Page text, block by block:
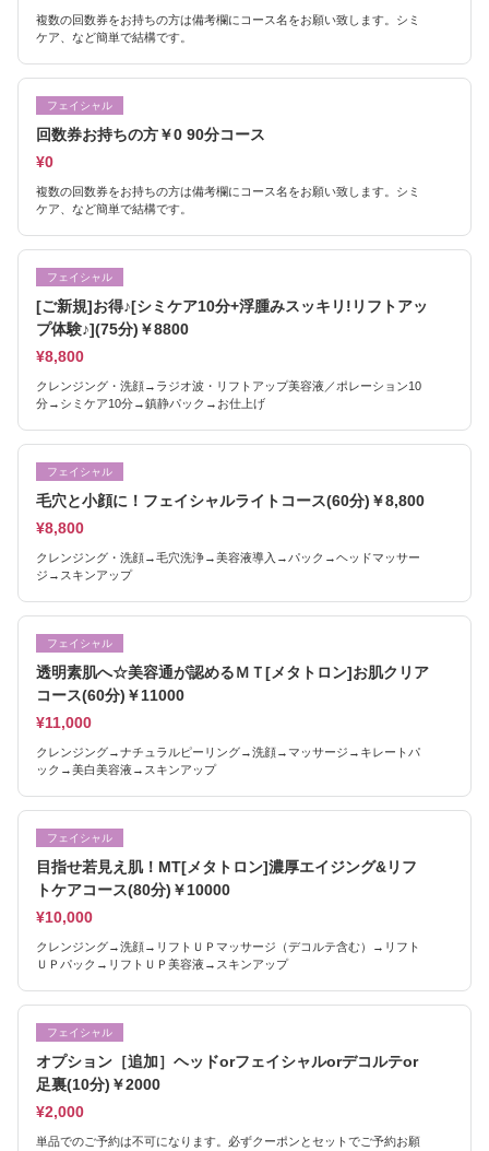
複数の回数券をお持ちの方は備考欄にコース名をお願い致します。シミ
ケア、など簡単で結構です。
フェイシャル
回数券お持ちの方￥0 90分コース
¥0
複数の回数券をお持ちの方は備考欄にコース名をお願い致します。シミ
ケア、など簡単で結構です。
フェイシャル
[ご新規]お得♪[シミケア10分+浮腫みスッキリ!リフトアッ
プ体験♪](75分)￥8800
¥8,800
クレンジング・洗顔→ラジオ波・リフトアップ美容液／ポレーション10
分→シミケア10分→鎮静パック→お仕上げ
フェイシャル
毛穴と小顔に！フェイシャルライトコース(60分)￥8,800
¥8,800
クレンジング・洗顔→毛穴洗浄→美容液導入→パック→ヘッドマッサー
ジ→スキンアップ
フェイシャル
透明素肌へ☆美容通が認めるＭＴ[メタトロン]お肌クリア
コース(60分)￥11000
¥11,000
クレンジング→ナチュラルピーリング→洗顔→マッサージ→キレートパ
ック→美白美容液→スキンアップ
フェイシャル
目指せ若見え肌！MT[メタトロン]濃厚エイジング&リフ
トケアコース(80分)￥10000
¥10,000
クレンジング→洗顔→リフトＵＰマッサージ（デコルテ含む）→リフト
ＵＰパック→リフトＵＰ美容液→スキンアップ
フェイシャル
オプション［追加］ヘッドorフェイシャルorデコルテor
足裏(10分)￥2000
¥2,000
単品でのご予約は不可になります。必ずクーポンとセットでご予約お願